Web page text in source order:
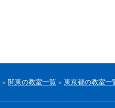
関東の教室一覧 東京都の教室一